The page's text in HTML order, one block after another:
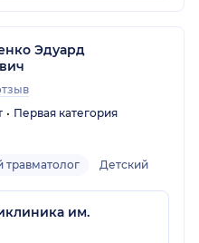
Эдуард
Первая категория
травматолог Детский
им.